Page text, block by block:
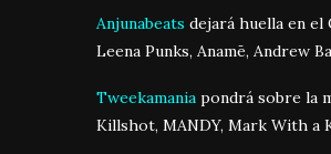
Anjunabeats dejará huella en el
Leena Punks, Anamē, Andrew
Tweekamania pondrá sobre la
Killshot, MANDY, Mark With a